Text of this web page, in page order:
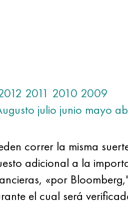
2011 2010 2009
julio junio mayo
correr la misma
adicional a la
«por
el cual será